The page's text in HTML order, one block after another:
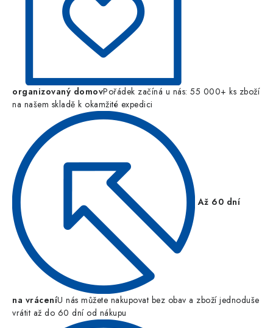
organizovaný domovPořádek začíná u nás: 55 000+ ks zboží
na našem skladě k okamžité expedici
Až 60 dní
na vráceníU nás můžete nakupovat bez obav a zboží jednoduše
vrátit až do 60 dní od nákupu